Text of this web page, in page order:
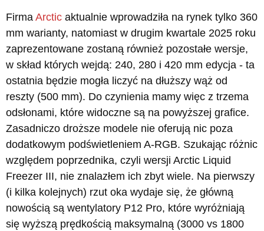
Firma Arctic aktualnie wprowadziła na rynek tylko 360
mm warianty, natomiast w drugim kwartale 2025 roku
zaprezentowane zostaną również pozostałe wersje,
w skład których wejdą: 240, 280 i 420 mm edycja - ta
ostatnia będzie mogła liczyć na dłuższy wąż od
reszty (500 mm). Do czynienia mamy więc z trzema
odsłonami, które widoczne są na powyższej grafice.
Zasadniczo droższe modele nie oferują nic poza
dodatkowym podświetleniem A-RGB. Szukając różnic
względem poprzednika, czyli wersji Arctic Liquid
Freezer III, nie znalazłem ich zbyt wiele. Na pierwszy
(i kilka kolejnych) rzut oka wydaje się, że główną
nowością są wentylatory P12 Pro, które wyróżniają
się wyższą prędkością maksymalną (3000 vs 1800